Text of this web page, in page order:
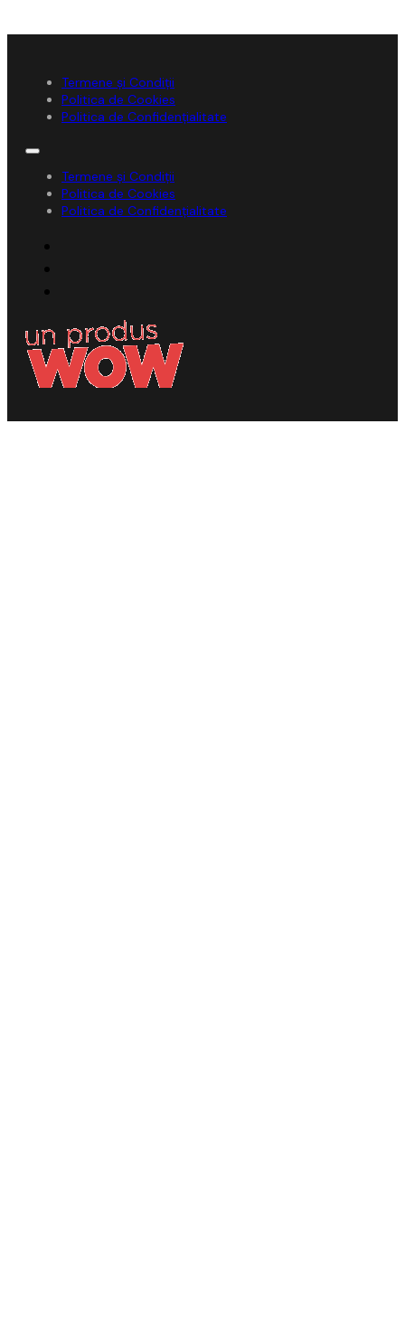
Termene și Condiții
Politica de Cookies
Politica de Confidențialitate
Termene și Condiții
Politica de Cookies
Politica de Confidențialitate